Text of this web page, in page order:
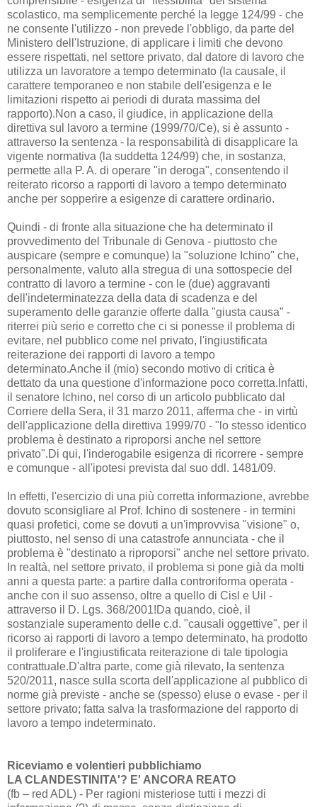
scolastico, ma semplicemente perché la legge 124/99 - che
ne consente l'utilizzo - non prevede l'obbligo, da parte del
Ministero dell'Istruzione, di applicare i limiti che devono
essere rispettati, nel settore privato, dal datore di lavoro che
utilizza un lavoratore a tempo determinato (la causale, il
carattere temporaneo e non stabile dell'esigenza e le
limitazioni rispetto ai periodi di durata massima del
rapporto).Non a caso, il giudice, in applicazione della
direttiva sul lavoro a termine (1999/70/Ce), si è assunto -
attraverso la sentenza - la responsabilità di disapplicare la
vigente normativa (la suddetta 124/99) che, in sostanza,
permette alla P. A. di operare "in deroga", consentendo il
reiterato ricorso a rapporti di lavoro a tempo determinato
anche per sopperire a esigenze di carattere ordinario.
Quindi - di fronte alla situazione che ha determinato il
provvedimento del Tribunale di Genova - piuttosto che
auspicare (sempre e comunque) la "soluzione Ichino" che,
personalmente, valuto alla stregua di una sottospecie del
contratto di lavoro a termine - con le (due) aggravanti
dell'indeterminatezza della data di scadenza e del
superamento delle garanzie offerte dalla "giusta causa" -
riterrei più serio e corretto che ci si ponesse il problema di
evitare, nel pubblico come nel privato, l'ingiustificata
reiterazione dei rapporti di lavoro a tempo
determinato.Anche il (mio) secondo motivo di critica è
dettato da una questione d'informazione poco corretta.Infatti,
il senatore Ichino, nel corso di un articolo pubblicato dal
Corriere della Sera, il 31 marzo 2011, afferma che - in virtù
dell'applicazione della direttiva 1999/70 - "lo stesso identico
problema è destinato a riproporsi anche nel settore
privato".Di qui, l'inderogabile esigenza di ricorrere - sempre
e comunque - all'ipotesi prevista dal suo ddl. 1481/09.
In effetti, l'esercizio di una più corretta informazione, avrebbe
dovuto sconsigliare al Prof. Ichino di sostenere - in termini
quasi profetici, come se dovuti a un'improvvisa "visione" o,
piuttosto, nel senso di una catastrofe annunciata - che il
problema è "destinato a riproporsi" anche nel settore privato.
In realtà, nel settore privato, il problema si pone già da molti
anni a questa parte: a partire dalla controriforma operata -
anche con il suo assenso, oltre a quello di Cisl e Uil -
attraverso il D. Lgs. 368/2001!Da quando, cioè, il
sostanziale superamento delle c.d. "causali oggettive", per il
ricorso ai rapporti di lavoro a tempo determinato, ha prodotto
il proliferare e l'ingiustificata reiterazione di tale tipologia
contrattuale.D'altra parte, come già rilevato, la sentenza
520/2011, nasce sulla scorta dell'applicazione al pubblico di
norme già previste - anche se (spesso) eluse o evase - per il
settore privato; fatta salva la trasformazione del rapporto di
lavoro a tempo indeterminato.
Riceviamo e volentieri pubblichiamo
LA CLANDESTINITA'? E' ANCORA REATO
(fb – red ADL) - Per ragioni misteriose tutti i mezzi di